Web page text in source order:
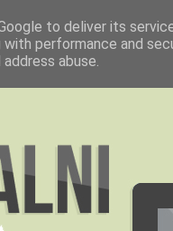
to deliver its
with performance and
abuse.